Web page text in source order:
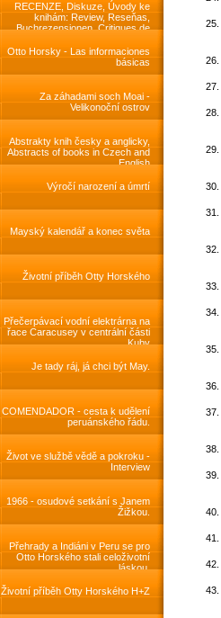
RECENZE, Diskuze, Úvody ke
knihám: Review, Reseňas,
Buchrezensionen, Critiques de
Otto Horsky - Las informaciones
básicas
Za záhadami soch Moai -
Velikonoční ostrov
Abstrakty knih česky a anglicky,
Abstracts of books in Czech and
English
Výročí narození a úmrtí
Mayský kalendář a konec světa
Životní příběh Otty Horského
Přečerpávací vodní elektrárna na
řace Caracusey v centrální části
Kuby
Je tady ráj, já chci být May.
COMENDADOR - cesta k udělení
peruánského řádu.
Život ve službě vědě a pokroku -
Interview
1966 - osudové setkání s Janem
Žižkou.
Přehrady a Indiáni v Peru se pro
Otto Horského stali celoživotní
láskou.
Životní příběh Otty Horského H+Z